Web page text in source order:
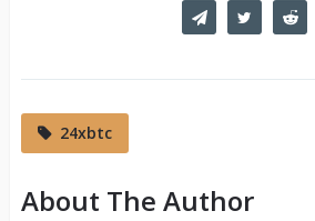
24xbtc
About The Author